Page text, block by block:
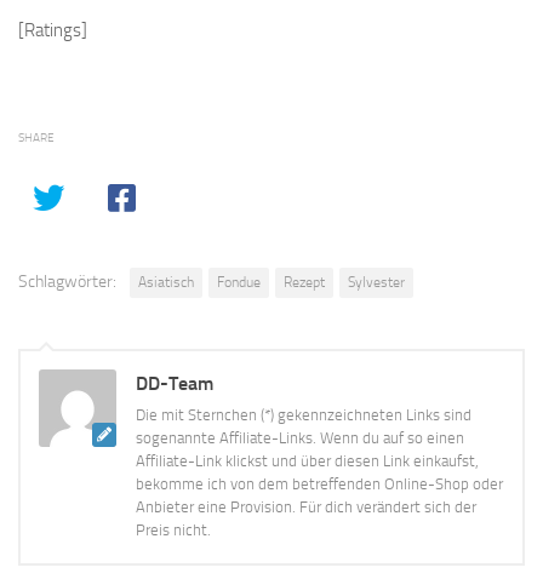
[Ratings]
SHARE
Schlagwörter: Asiatisch Fondue Rezept Sylvester
DD-Team
Die mit Sternchen (*) gekennzeichneten Links sind
sogenannte Affiliate-Links. Wenn du auf so einen
Affiliate-Link klickst und über diesen Link einkaufst,
bekomme ich von dem betreffenden Online-Shop oder
Anbieter eine Provision. Für dich verändert sich der
Preis nicht.